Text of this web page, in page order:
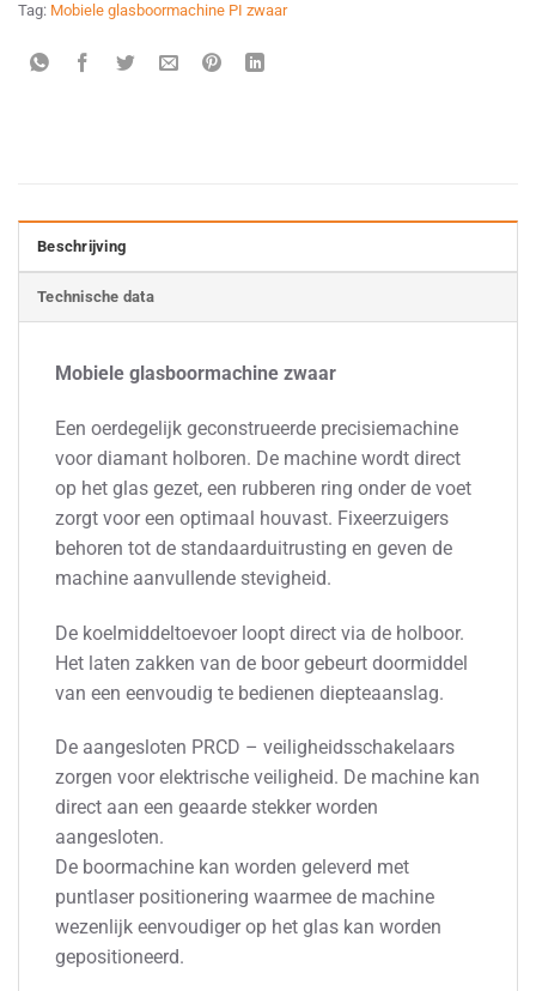
Tag: Mobiele glasboormachine PI zwaar
Beschrijving
Technische data
Mobiele glasboormachine zwaar
Een oerdegelijk geconstrueerde precisiemachine
voor diamant holboren. De machine wordt direct
op het glas gezet, een rubberen ring onder de voet
zorgt voor een optimaal houvast. Fixeerzuigers
behoren tot de standaarduitrusting en geven de
machine aanvullende stevigheid.
De koelmiddeltoevoer loopt direct via de holboor.
Het laten zakken van de boor gebeurt doormiddel
van een eenvoudig te bedienen diepteaanslag.
De aangesloten PRCD – veiligheidsschakelaars
zorgen voor elektrische veiligheid. De machine kan
direct aan een geaarde stekker worden
aangesloten.
De boormachine kan worden geleverd met
puntlaser positionering waarmee de machine
wezenlijk eenvoudiger op het glas kan worden
gepositioneerd.